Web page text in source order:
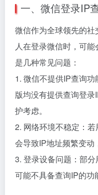
一、微信登录IP
微信作为全球领先的
人在登录微信时，可
是几种常见问题：
1. 微信不提供IP查询
版均没有提供查询登
护考虑。
2. 网络环境不稳定：
会导致IP地址频繁变动
3. 登录设备问题：部
可能不具备查询IP的功